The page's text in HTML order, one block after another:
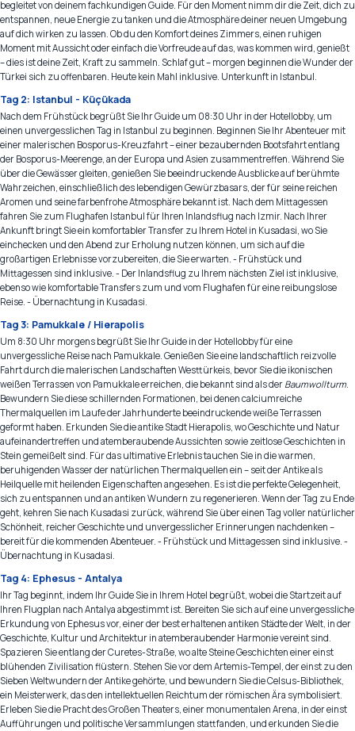
begleitet von deinem fachkundigen Guide. Für den Moment nimm dir die Zeit, dich zu
entspannen, neue Energie zu tanken und die Atmosphäre deiner neuen Umgebung
auf dich wirken zu lassen. Ob du den Komfort deines Zimmers, einen ruhigen
Moment mit Aussicht oder einfach die Vorfreude auf das, was kommen wird, genießt
– dies ist deine Zeit, Kraft zu sammeln. Schlaf gut – morgen beginnen die Wunder der
Türkei sich zu offenbaren. Heute kein Mahl inklusive. Unterkunft in Istanbul.
Tag 2: Istanbul - Küçükada
Nach dem Frühstück begrüßt Sie Ihr Guide um 08:30 Uhr in der Hotellobby, um
einen unvergesslichen Tag in Istanbul zu beginnen. Beginnen Sie Ihr Abenteuer mit
einer malerischen Bosporus-Kreuzfahrt – einer bezaubernden Bootsfahrt entlang
der Bosporus-Meerenge, an der Europa und Asien zusammentreffen. Während Sie
über die Gewässer gleiten, genießen Sie beeindruckende Ausblicke auf berühmte
Wahrzeichen, einschließlich des lebendigen Gewürzbasars, der für seine reichen
Aromen und seine farbenfrohe Atmosphäre bekannt ist. Nach dem Mittagessen
fahren Sie zum Flughafen Istanbul für Ihren Inlandsflug nach Izmir. Nach Ihrer
Ankunft bringt Sie ein komfortabler Transfer zu Ihrem Hotel in Kusadasi, wo Sie
einchecken und den Abend zur Erholung nutzen können, um sich auf die
großartigen Erlebnisse vorzubereiten, die Sie erwarten. - Frühstück und
Mittagessen sind inklusive. - Der Inlandsflug zu Ihrem nächsten Ziel ist inklusive,
ebenso wie komfortable Transfers zum und vom Flughafen für eine reibungslose
Reise. - Übernachtung in Kusadasi.
Tag 3: Pamukkale / Hierapolis
Um 8:30 Uhr morgens begrüßt Sie Ihr Guide in der Hotellobby für eine
unvergessliche Reise nach Pamukkale. Genießen Sie eine landschaftlich reizvolle
Fahrt durch die malerischen Landschaften Westtürkeis, bevor Sie die ikonischen
weißen Terrassen von Pamukkale erreichen, die bekannt sind als der Baumwollturm.
Bewundern Sie diese schillernden Formationen, bei denen calciumreiche
Thermalquellen im Laufe der Jahrhunderte beeindruckende weiße Terrassen
geformt haben. Erkunden Sie die antike Stadt Hierapolis, wo Geschichte und Natur
aufeinandertreffen und atemberaubende Aussichten sowie zeitlose Geschichten in
Stein gemeißelt sind. Für das ultimative Erlebnis tauchen Sie in die warmen,
beruhigenden Wasser der natürlichen Thermalquellen ein – seit der Antike als
Heilquelle mit heilenden Eigenschaften angesehen. Es ist die perfekte Gelegenheit,
sich zu entspannen und an antiken Wundern zu regenerieren. Wenn der Tag zu Ende
geht, kehren Sie nach Kusadasi zurück, während Sie über einen Tag voller natürlicher
Schönheit, reicher Geschichte und unvergesslicher Erinnerungen nachdenken –
bereit für die kommenden Abenteuer. - Frühstück und Mittagessen sind inklusive. -
Übernachtung in Kusadasi.
Tag 4: Ephesus - Antalya
Ihr Tag beginnt, indem Ihr Guide Sie in Ihrem Hotel begrüßt, wobei die Startzeit auf
Ihren Flugplan nach Antalya abgestimmt ist. Bereiten Sie sich auf eine unvergessliche
Erkundung von Ephesus vor, einer der best erhaltenen antiken Städte der Welt, in der
Geschichte, Kultur und Architektur in atemberaubender Harmonie vereint sind.
Spazieren Sie entlang der Curetes-Straße, wo alte Steine Geschichten einer einst
blühenden Zivilisation flüstern. Stehen Sie vor dem Artemis-Tempel, der einst zu den
Sieben Weltwundern der Antike gehörte, und bewundern Sie die Celsus-Bibliothek,
ein Meisterwerk, das den intellektuellen Reichtum der römischen Ära symbolisiert.
Erleben Sie die Pracht des Großen Theaters, einer monumentalen Arena, in der einst
Aufführungen und politische Versammlungen stattfanden, und erkunden Sie die